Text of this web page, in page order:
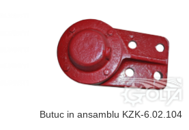
Butuc in ansamblu KZK-6.02.104